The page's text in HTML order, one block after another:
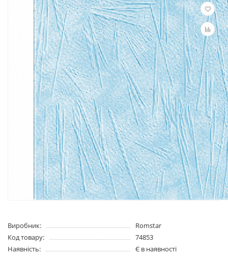
Виробник:
Romstar
Код товару:
74853
Наявність:
Є в наявності